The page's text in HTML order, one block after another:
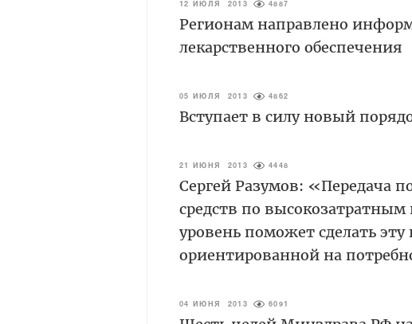
12 ИЮЛЯ 2013 4887
Регионам направлено
лекарственного обеспечения
05 ИЮЛЯ 2013 4862
Вступает в силу новый
21 ИЮНЯ 2013 4448
Сергей Разумов: «Передача
средств по
уровень поможет сделать
ориентированной на
04 ИЮНЯ 2013 6091